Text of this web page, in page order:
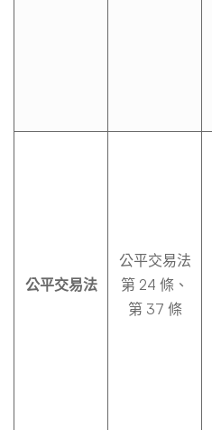
公平交易法
公平交易法
第 24 條、
第 37 條